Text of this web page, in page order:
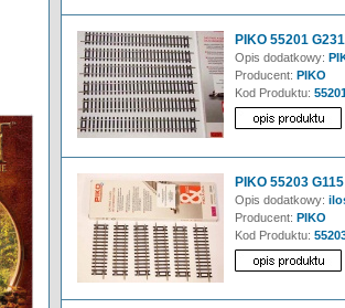
PIKO 55201
Opis dodatkowy:
Producent: PIKO
Kod Produktu:
PIKO 55203
Opis dodatkowy:
Producent: PIKO
Kod Produktu: